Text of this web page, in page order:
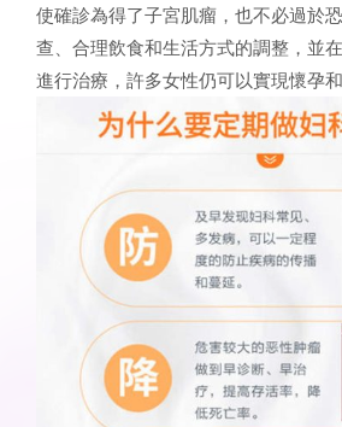
使確診為得了子宮肌瘤，也不必過於
查、合理飲食和生活方式的調整，並
進行治療，許多女性仍可以實現懷孕